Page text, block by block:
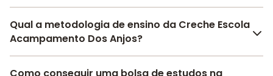
A escola recebeu avaliação de4.3em participação
da comunidade,3.7emestrutura física
desenvolvimento socioemocionale4.3em
motivação dos estudantes.
A Creche Escola Acampamento Dos Anjos oferece
toda a estrutura necessária para o conforto e
Qual a metodologia de ensino da Creche Escola
Acampamento Dos Anjos?
A metodologia é um conjunto de métodos e práticas